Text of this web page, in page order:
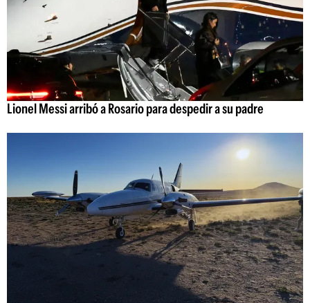
Lionel Messi arribó a Rosario para despedir a su padre